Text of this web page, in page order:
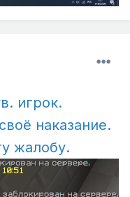
игрок.
наказание.
жалобу.